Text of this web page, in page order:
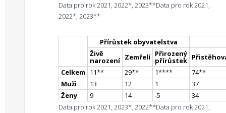
Data pro rok 2021, 2022*, 2023**Data pro rok 2021,
2022*, 2023**
Přírůstek obyvatelstva
Živě
narození Zemřelí Přirozený
přírůstek
Celkem
11** 29** 1**** 74**
Muži
13 12 1
37
Ženy
9 14 -5
34
Data pro rok 2021, 2023*, 2022**Data pro rok 2021,